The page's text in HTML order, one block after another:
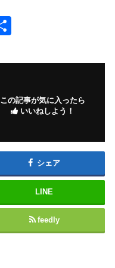
この記事が気に入ったら
いいねしよう！
シェア
LINE
feedly